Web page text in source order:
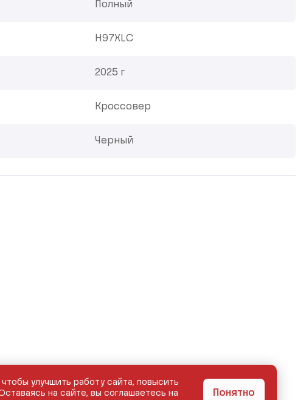
Полный
H97XLC
2025 г
Кроссовер
Черный
улучшить работу сайта, повысить
на сайте, вы соглашаетесь на
Понятно